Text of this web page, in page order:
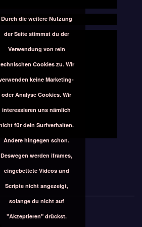
Durch die weitere Nutzung
der Seite stimmst du der
Verwendung von rein
Cookies zu. Wir
keine Marketing-
oder Analyse Cookies. Wir
interessieren uns nämlich
für dein Surfverhalten.
Andere hingegen schon.
Deswegen werden iframes,
eingebettete Videos und
Scripte nicht angezeigt,
solange du nicht auf
"Akzeptieren" drückst.